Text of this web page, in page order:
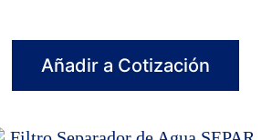
Añadir a Cotización